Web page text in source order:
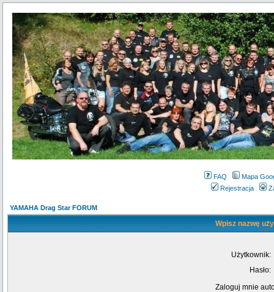
FAQ
Mapa
Rejestracja
YAMAHA Drag Star FORUM
Wpisz nazwę
Użytkownik:
Hasło:
Zaloguj mnie